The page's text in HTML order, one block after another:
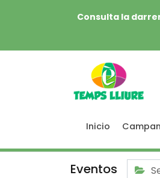
Consulta la
Inicio
Eventos